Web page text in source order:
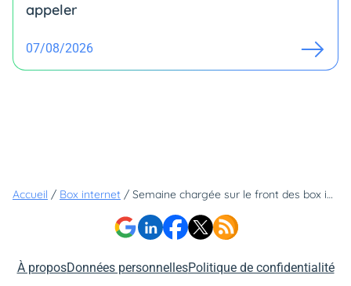
appeler
07/08/2026
Accueil / Box internet / Semaine chargée sur le front des box internet : on vous offre une séance de rattrapage avec les quatre infos qu'il ne fallait pas rater
À proposDonnées personnellesPolitique de confidentialité